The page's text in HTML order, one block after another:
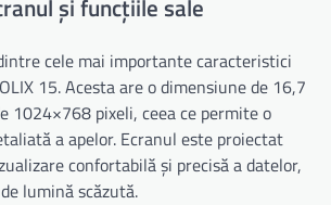
și funcțiile sale
cele mai importante caracteristici
15. Acesta are o dimensiune de 16,7
1024×768 pixeli, ceea ce permite o
a apelor. Ecranul este proiectat
confortabilă și precisă a datelor,
lumină scăzută.